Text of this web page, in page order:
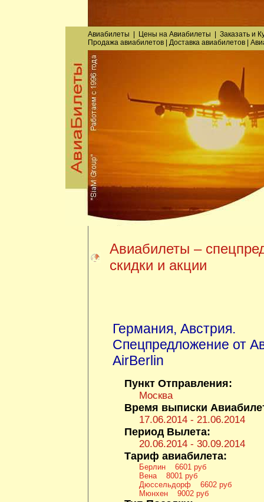
Авиабилеты Цены на Авиабилеты Заказатьи
Продажа авиабилетов| Доставка авиабилетов|
Авиабилеты –
скидки и акции
Германия, Австрия.
Спецпредложение от
AirBerlin
Пункт Отправления:
Москва
Время выписки
17.06.2014 - 21.06.2014
Период Вылета:
20.06.2014 - 30.09.2014
Тариф авиабилета:
Берлин 6601 руб
Вена 8001 руб
Дюссельдорф 6602 руб
Мюнхен 9002 руб